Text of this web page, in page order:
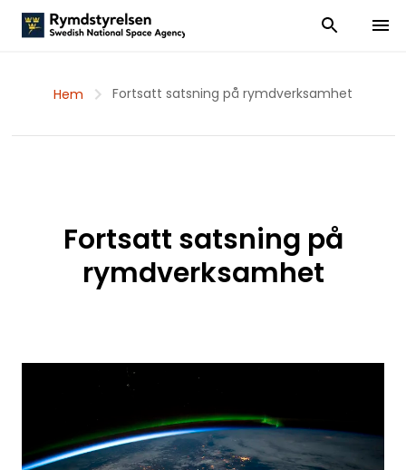
Visa och dölj
Visa
Hem Fortsatt satsning på rymdverksamhet
Fortsatt satsning på
rymdverksamhet